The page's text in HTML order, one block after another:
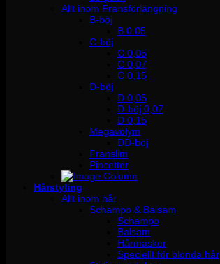
Allt inom Fransförlängning
B-böj
B 0.05
C-böj
C 0,05
C 0,07
C 0,15
D-böj
D 0,05
D-böj 0,07
D 0,15
Megavolym
DD-böj
Franslim
Pincetter
Hårstyling
Allt inom hår
Schampo & Balsam
Schampo
Balsam
Hårmasker
Speciellt för blonda hår